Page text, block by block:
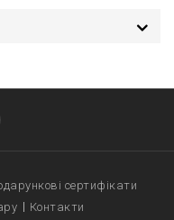
сертифікати
Контакти